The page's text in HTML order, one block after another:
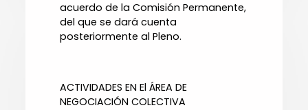
acuerdo de la Comisión Permanente,
del que se dará cuenta
posteriormente al Pleno.
ACTIVIDADES EN El ÁREA DE
NEGOCIACIÓN COLECTIVA